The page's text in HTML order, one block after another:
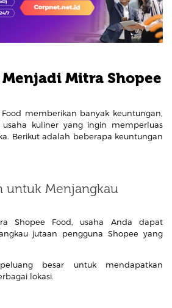
Mitra Shopee
memberikan banyak keuntungan,
kuliner yang ingin memperluas
Berikut adalah beberapa keuntungan
untuk Menjangkau
Shopee Food, usaha Anda dapat
jutaan pengguna Shopee yang
besar untuk mendapatkan
lokasi.